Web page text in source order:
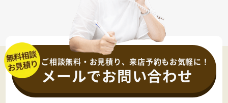
ご相談無料・お見積り、来店予約もお気軽に！
メールでお問い合わせ